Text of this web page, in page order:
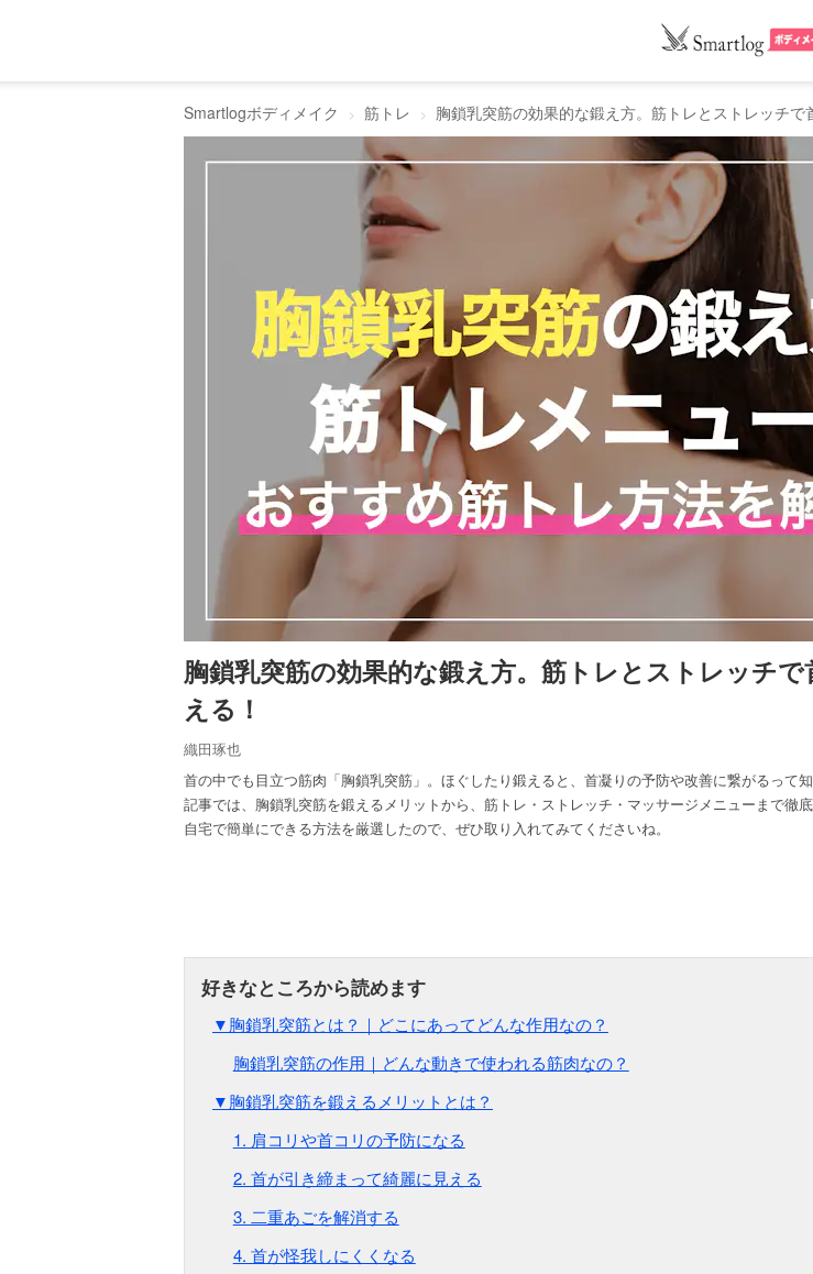
Smartlogボディメイク 筋トレ 胸鎖乳突筋の効果的な鍛え方。筋トレとストレッチで
胸鎖乳突筋の効果的な鍛え方。筋トレとストレッチ
える！
織田琢也
首の中でも目立つ筋肉「胸鎖乳突筋」。ほぐしたり鍛えると、首凝りの予防や改善に繋がるって
記事では、胸鎖乳突筋を鍛えるメリットから、筋トレ・ストレッチ・マッサージメニューまで徹
自宅で簡単にできる方法を厳選したので、ぜひ取り入れてみてくださいね。
▼胸鎖乳突筋とは？｜どこにあってどんな作用なの？
胸鎖乳突筋の作用｜どんな動きで使われる筋肉なの？
▼胸鎖乳突筋を鍛えるメリットとは？
1. 肩コリや首コリの予防になる
2. 首が引き締まって綺麗に見える
3. 二重あごを解消する
4. 首が怪我しにくくなる